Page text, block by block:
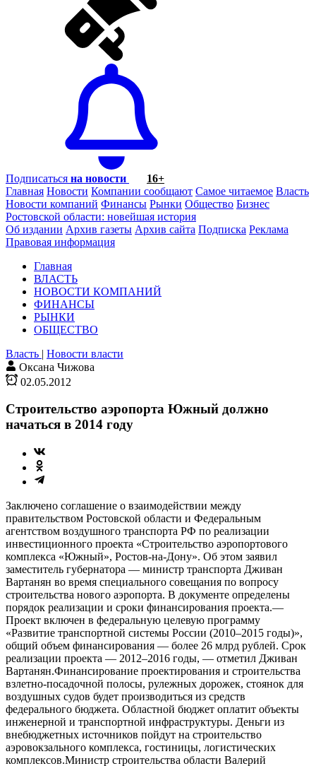
Подписаться на новости
16+
Главная Новости Компании сообщают Самое читаемое Власть
Новости компаний Финансы Рынки Общество Бизнес
Ростовской области: новейшая история
Об издании Архив газеты Архив сайта Подписка Реклама
Правовая информация
Главная
ВЛАСТЬ
НОВОСТИ КОМПАНИЙ
ФИНАНСЫ
РЫНКИ
ОБЩЕСТВО
Власть | Новости власти
Оксана Чижова
02.05.2012
Строительство аэропорта Южный должно
начаться в 2014 году
Заключено соглашение о взаимодействии между
правительством Ростовской области и Федеральным
агентством воздушного транспорта РФ по реализации
инвестиционного проекта «Строительство аэропортового
комплекса «Южный», Ростов-на-Дону». Об этом заявил
заместитель губернатора — министр транспорта Дживан
Вартанян во время специального совещания по вопросу
строительства нового аэропорта. В документе определены
порядок реализации и сроки финансирования проекта.—
Проект включен в федеральную целевую программу
«Развитие транспортной системы России (2010–2015 годы)»,
общий объем финансирования — более 26 млрд рублей. Срок
реализации проекта — 2012–2016 годы, — отметил Дживан
Вартанян.Финансирование проектирования и строительства
взлетно-посадочной полосы, рулежных дорожек, стоянок для
воздушных судов будет производиться из средств
федерального бюджета. Областной бюджет оплатит объекты
инженерной и транспортной инфраструктуры. Деньги из
внебюджетных источников пойдут на строительство
аэровокзального комплекса, гостиницы, логистических
комплексов.Министр строительства области Валерий